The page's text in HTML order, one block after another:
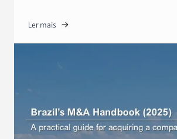
Ler mais